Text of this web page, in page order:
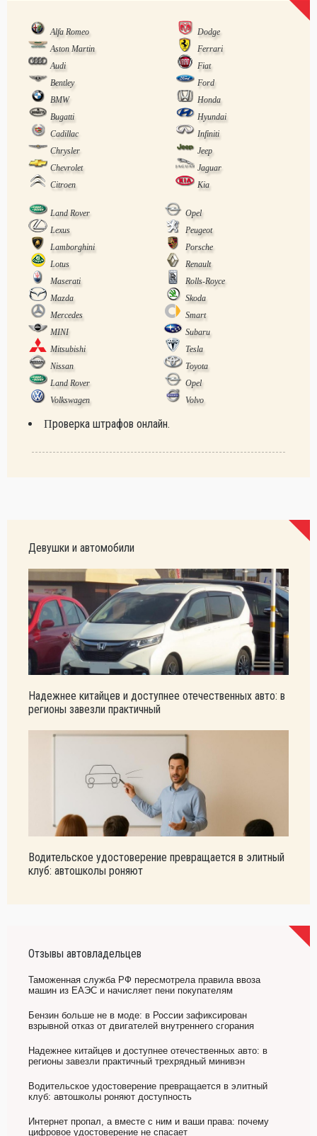
Alfa Romeo
Dodge
Aston Martin
Ferrari
Audi
Fiat
Bentley
Ford
BMW
Honda
Bugatti
Hyundai
Cadillac
Infiniti
Chrysler
Jeep
Chevrolet
Jaguar
Citroen
Kia
Land Rover
Opel
Lexus
Peugeot
Lamborghini
Porsche
Lotus
Renault
Maserati
Rolls-Royce
Mazda
Skoda
Mercedes
Smart
MINI
Subaru
Mitsubishi
Tesla
Nissan
Toyota
Land Rover
Opel
Volkswagen
Volvo
Проверка штрафов онлайн.
Девушки и автомобили
Надежнее китайцев и доступнее отечественных авто: в
регионы завезли практичный
Водительское удостоверение превращается в элитный
клуб: автошколы роняют
Отзывы автовладельцев
Таможенная служба РФ пересмотрела правила ввоза
машин из ЕАЭС и начисляет пени покупателям
Бензин больше не в моде: в России зафиксирован
взрывной отказ от двигателей внутреннего сгорания
Надежнее китайцев и доступнее отечественных авто: в
регионы завезли практичный трехрядный минивэн
Водительское удостоверение превращается в элитный
клуб: автошколы роняют доступность
Интернет пропал, а вместе с ним и ваши права: почему
цифровое удостоверение не спасает